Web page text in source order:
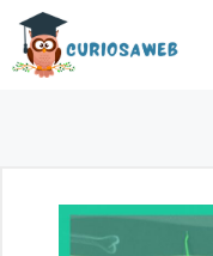
Saltar
contenido